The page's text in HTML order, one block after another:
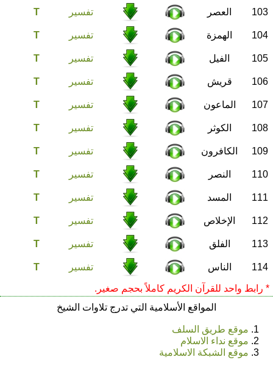
103 العصر تفسير T
104 الهمزة تفسير T
105 الفيل تفسير T
106 قريش تفسير T
107 الماعون تفسير T
108 الكوثر تفسير T
109 الكافرون تفسير T
110 النصر تفسير T
111 المسد تفسير T
112 الإخلاص تفسير T
113 الفلق تفسير T
114 الناس تفسير
T
* رابط واحد للقرآن الكريم كاملاً بحجم صغير.
المواقع الأسلامية التي تدرج تلاوات الشيخ
موقع طريق السلف
موقع نداء الاسلام
موقع الشبكة الاسلامية